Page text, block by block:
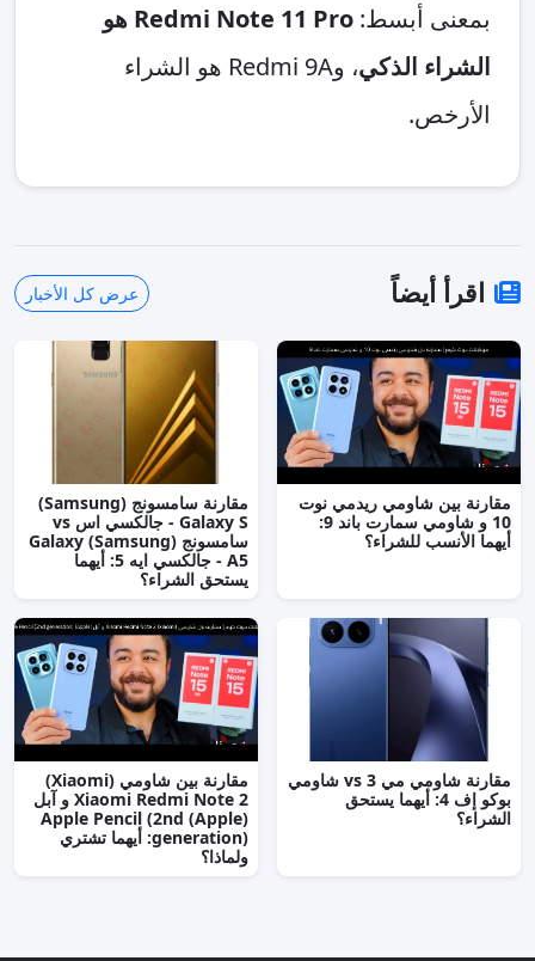
بمعنى أبسط:
Redmi Note 11 Pro هو
الشراء الذكي
، وRedmi 9A هو الشراء
الأرخص.
اقرأ أيضاً عرض كل الأخبار
مقارنة بين شاومي ريدمي نوت
10 و شاومي سمارت باند 9:
أيهما الأنسب للشراء؟
مقارنة سامسونج (Samsung)
Galaxy S - جالكسي اس vs
سامسونج (Samsung) Galaxy
A5 - جالكسي ايه 5: أيهما
يستحق الشراء؟
مقارنة شاومي مي 3 vs شاومي
بوكو إف 4: أيهما يستحق
الشراء؟
مقارنة بين شاومي (Xiaomi)
Xiaomi Redmi Note 2 و آبل
(Apple) Apple Pencil (2nd
generation): أيهما تشتري
ولماذا؟